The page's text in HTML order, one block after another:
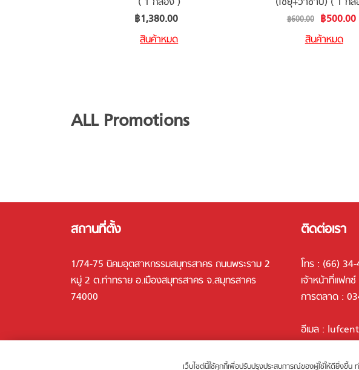
฿1,380.00
สินค้าหมด
Special
Price
฿500.00
฿600.00
สินค้าหมด
ALL Promotions
สถานที่ตั้ง
1/74-75 นิคมอุตสาหกรรมสมุทรสาคร ถนนพระราม 2
หมู่ 2 ต.ท่าทราย อ.เมืองสมุทรสาคร จ.สมุทรสาคร
74000
ติดต่อเรา
โทร : (66)
เจ้าหน้าที่แฟก
การตลาด :
อีเมล :
เว็บไซต์นี้ใช้คุกกี้เพื่อปรับปรุงประสบการณ์ของผู้ใช้ให้ดียิ่งขึ้น